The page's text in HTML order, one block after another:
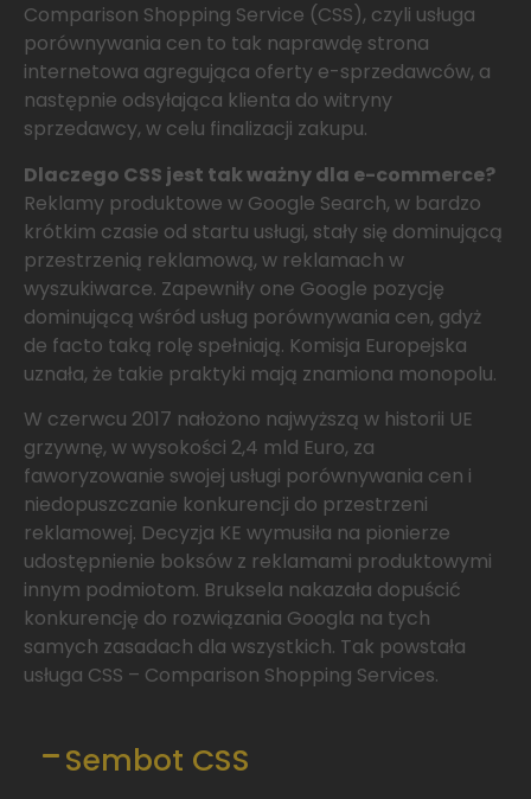
Comparison Shopping Service (CSS), czyli usługa
porównywania cen to tak naprawdę strona
internetowa agregująca oferty e-sprzedawców, a
następnie odsyłająca klienta do witryny
sprzedawcy, w celu finalizacji zakupu.
Dlaczego CSS jest tak ważny dla e-commerce?
Reklamy produktowe w Google Search, w bardzo
krótkim czasie od startu usługi, stały się dominującą
przestrzenią reklamową, w reklamach w
wyszukiwarce. Zapewniły one Google pozycję
dominującą wśród usług porównywania cen, gdyż
de facto taką rolę spełniają. Komisja Europejska
uznała, że takie praktyki mają znamiona monopolu.
W czerwcu 2017 nałożono najwyższą w historii UE
grzywnę, w wysokości 2,4 mld Euro, za
faworyzowanie swojej usługi porównywania cen i
niedopuszczanie konkurencji do przestrzeni
reklamowej. Decyzja KE wymusiła na pionierze
udostępnienie boksów z reklamami produktowymi
innym podmiotom. Bruksela nakazała dopuścić
konkurencję do rozwiązania Googla na tych
samych zasadach dla wszystkich. Tak powstała
usługa CSS – Comparison Shopping Services.
Sembot CSS